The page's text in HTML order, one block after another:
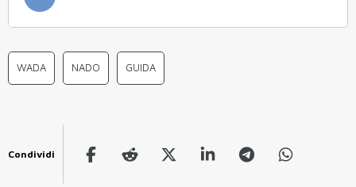
WADA NADO GUIDA
Condividi